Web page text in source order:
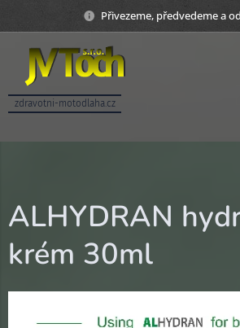
Přivezeme, předvedeme a
zdravotni-motodlaha.cz
ALHYDRAN
krém 30ml